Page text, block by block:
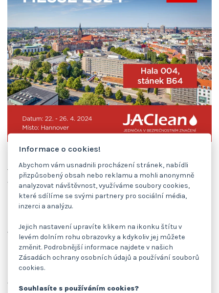
veletrhHANNOVER MESSE 2024, který se uskuteční v
termínu 22. 4. - 26. 4. 2023 v Hannoveru.
Na Vaši návštěvu se budeme těšit
V případě zájmu oVOLNOU VSTUPENKU nás prosím
kontaktujte na e-mailové adreseinfo@jaclean.cz
Tým JAClean
Informace o cookies!
Abychom vám usnadnili procházení stránek, nabídli
přizpůsobený obsah nebo reklamu a mohli anonymně
analyzovat návštěvnost, využíváme soubory cookies,
které sdílíme se svými partnery pro sociální média,
inzerci a analýzu.
Jejich nastavení upravíte klikem na ikonku štítu v
levém dolním rohu obrazovky a kdykoliv jej můžete
změnit. Podrobnější informace najdete v našich
Zásadách ochrany osobních údajů a používání souborů
cookies.
Souhlasíte s používáním cookies?